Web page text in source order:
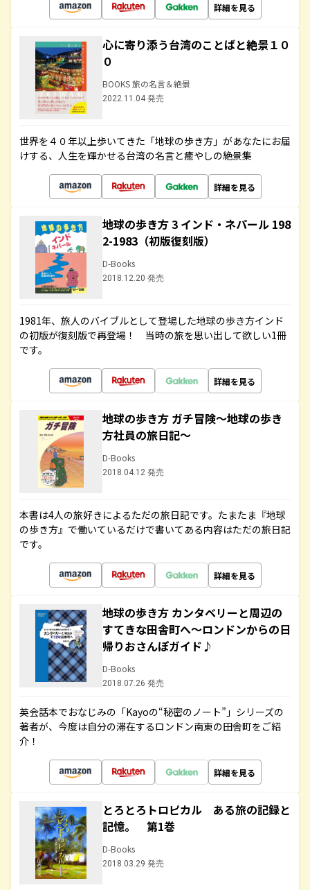
詳細を見る
心に寄り添う台湾のことばと絶景１０
０
BOOKS 旅の名言＆絶景
2022.11.04 発売
世界を４０年以上歩いてきた「地球の歩き方」があなたにお届
けする、人生を輝かせる台湾の名言と癒やしの絶景集
詳細を見る
地球の歩き方 3 インド・ネパール 198
2-1983（初版復刻版）
D-Books
2018.12.20 発売
1981年、旅人のバイブルとして登場した地球の歩き方インド
の初版が復刻版で再登場！ 当時の旅を思い出して欲しい1冊
です。
詳細を見る
地球の歩き方 ガチ冒険～地球の歩き
方社員の旅日記～
D-Books
2018.04.12 発売
本書は4人の旅好きによるただの旅日記です。たまたま『地球
の歩き方』で働いているだけで書いてある内容はただの旅日記
です。
詳細を見る
地球の歩き方 カンタベリーと周辺の
すてきな田舎町へ～ロンドンからの日
帰りおさんぽガイド♪
D-Books
2018.07.26 発売
英会話本でおなじみの「Kayoの“秘密のノート”」シリーズの
著者が、今度は自分の滞在するロンドン南東の田舎町をご紹
介！
詳細を見る
とろとろトロピカル ある旅の記録と
記憶。 第1巻
D-Books
2018.03.29 発売